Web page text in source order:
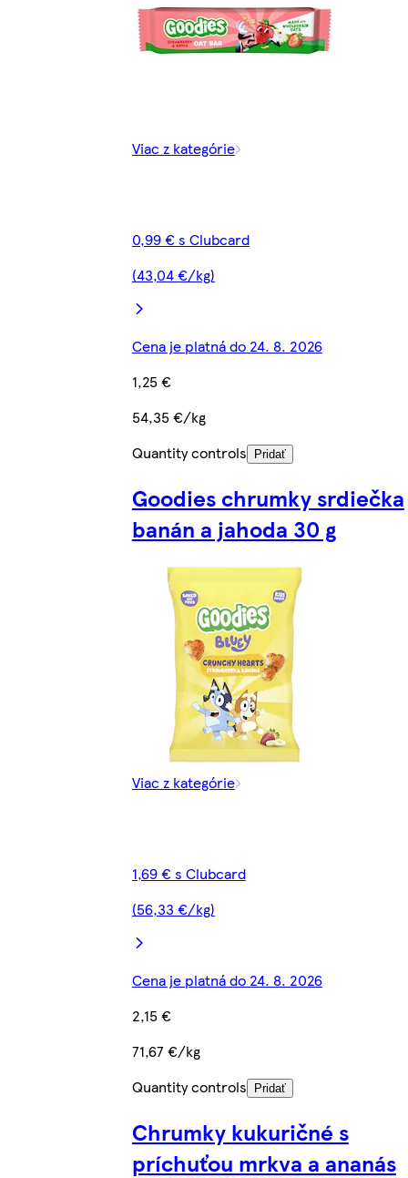
Viac z kategórie
0,99 € s Clubcard
(43,04 €/kg)
Cena je platná do 24. 8. 2026
1,25 €
54,35 €/kg
Quantity controls
Pridať
Goodies chrumky srdiečka
banán a jahoda 30 g
Viac z kategórie
1,69 € s Clubcard
(56,33 €/kg)
Cena je platná do 24. 8. 2026
2,15 €
71,67 €/kg
Quantity controls
Pridať
Chrumky kukuričné s
príchuťou mrkva a ananás